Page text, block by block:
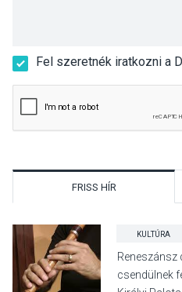
Fel szeretnék iratkozni a
FRISS HÍR
KULTÚRA
Reneszánsz
csendülnek